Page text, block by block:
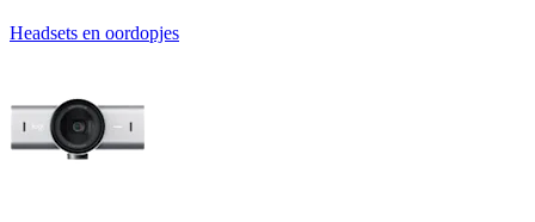
Headsets en oordopjes